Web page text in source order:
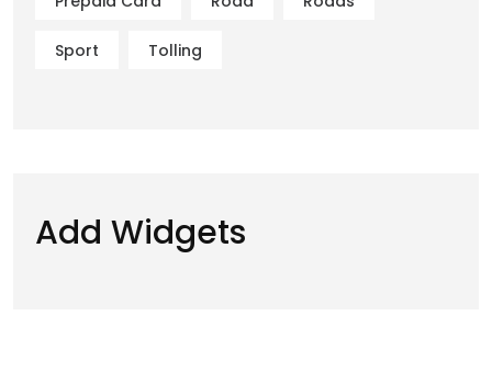
Sport Tolling
Add Widgets